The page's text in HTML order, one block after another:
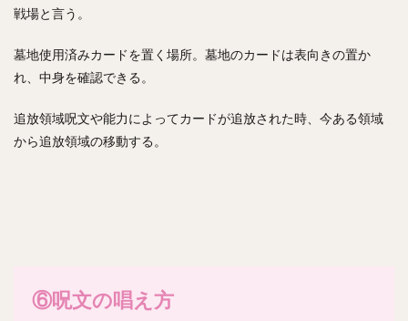
戦場と言う。
墓地使用済みカードを置く場所。墓地のカードは表向きの置か
れ、中身を確認できる。
追放領域呪文や能力によってカードが追放された時、今ある領域
から追放領域の移動する。
⑥呪文の唱え方